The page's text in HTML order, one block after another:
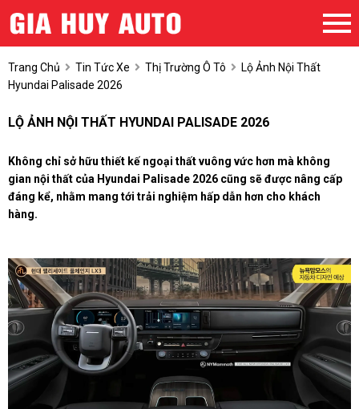
Trang Chủ Tin Tức Xe Thị Trường Ô Tô
Lộ Ảnh Nội Thất
Hyundai Palisade 2026
LỘ ẢNH NỘI THẤT HYUNDAI PALISADE 2026
Không chỉ sở hữu thiết kế ngoại thất vuông vức hơn mà không
gian nội thất của Hyundai Palisade 2026 cũng sẽ được nâng cấp
đáng kể, nhằm mang tới trải nghiệm hấp dẫn hơn cho khách
hàng.